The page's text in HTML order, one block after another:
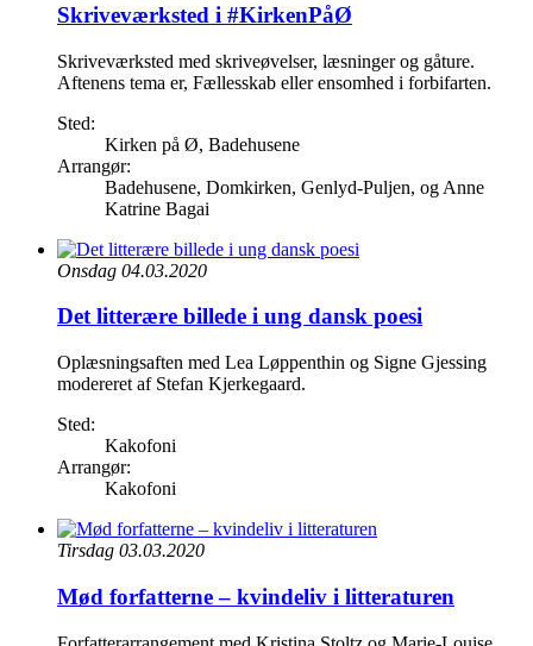
Skriveværksted i #KirkenPåØ
Skriveværksted med skriveøvelser, læsninger og gåture.
Aftenens tema er, Fællesskab eller ensomhed i forbifarten.
Sted:
Kirken på Ø, Badehusene
Arrangør:
Badehusene, Domkirken, Genlyd-Puljen, og Anne
Katrine Bagai
Onsdag 04.03.2020
Det litterære billede i ung dansk poesi
Oplæsningsaften med Lea Løppenthin og Signe Gjessing
modereret af Stefan Kjerkegaard.
Sted:
Kakofoni
Arrangør:
Kakofoni
Tirsdag 03.03.2020
Mød forfatterne – kvindeliv i litteraturen